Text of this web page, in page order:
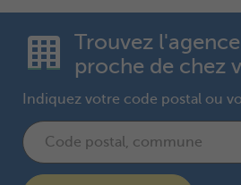
Trouvez
proche de chez
Indiquez votre code postal ou